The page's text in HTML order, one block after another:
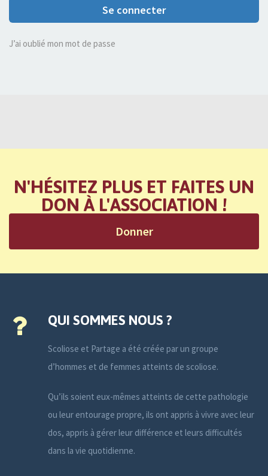
Se connecter
J’ai oublié mon mot de passe
N'HÉSITEZ PLUS ET FAITES UN
DON À L'ASSOCIATION !
Donner
QUI SOMMES NOUS ?
Scoliose et Partage a été créée par un groupe
d’hommes et de femmes atteints de scoliose.
Qu’ils soient eux-mêmes atteints de cette pathologie
ou leur entourage propre, ils ont appris à vivre avec leur
dos, appris à gérer leur différence et leurs difficultés
dans la vie quotidienne.